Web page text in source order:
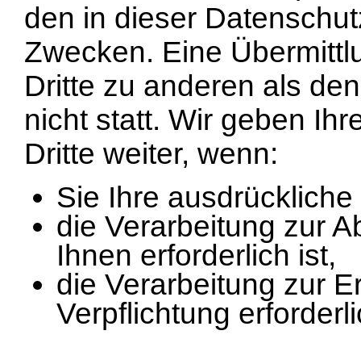
den in dieser
Zwecken. Eine
Dritte zu anderen als
nicht statt. Wir geben
Dritte weiter, wenn:
Sie Ihre
die Verarbeitung zur
Ihnen erforderlich ist,
die Verarbeitung zur
Verpflichtung